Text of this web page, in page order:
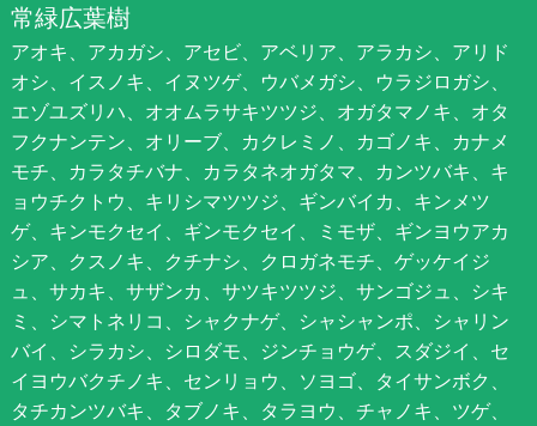
常緑広葉樹
アオキ、アカガシ、アセビ、アベリア、アラカシ、アリド
オシ、イスノキ、イヌツゲ、ウバメガシ、ウラジロガシ、
エゾユズリハ、オオムラサキツツジ、オガタマノキ、オタ
フクナンテン、オリーブ、カクレミノ、カゴノキ、カナメ
モチ、カラタチバナ、カラタネオガタマ、カンツバキ、キ
ョウチクトウ、キリシマツツジ、ギンバイカ、キンメツ
ゲ、キンモクセイ、ギンモクセイ、ミモザ、ギンヨウアカ
シア、クスノキ、クチナシ、クロガネモチ、ゲッケイジ
ュ、サカキ、サザンカ、サツキツツジ、サンゴジュ、シキ
ミ、シマトネリコ、シャクナゲ、シャシャンポ、シャリン
バイ、シラカシ、シロダモ、ジンチョウゲ、スダジイ、セ
イヨウバクチノキ、センリョウ、ソヨゴ、タイサンボク、
タチカンツバキ、タブノキ、タラヨウ、チャノキ、ツゲ、